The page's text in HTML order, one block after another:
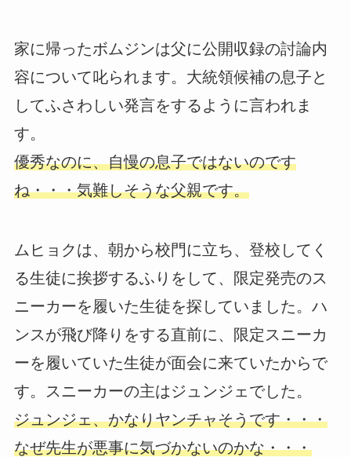
家に帰ったボムジンは父に公開収録の討論内
容について叱られます。大統領候補の息子と
してふさわしい発言をするように言われま
す。
優秀なのに、自慢の息子ではないのです
ね・・・気難しそうな父親です。
ムヒョクは、朝から校門に立ち、登校してく
る生徒に挨拶するふりをして、限定発売のス
ニーカーを履いた生徒を探していました。ハ
ンスが飛び降りをする直前に、限定スニーカ
ーを履いていた生徒が面会に来ていたからで
す。スニーカーの主はジュンジェでした。
ジュンジェ、かなりヤンチャそうです・・・
なぜ先生が悪事に気づかないのかな・・・